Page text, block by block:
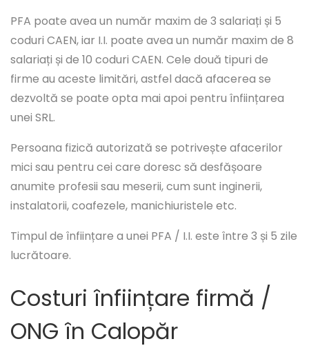
PFA poate avea un număr maxim de 3 salariați și 5
coduri CAEN, iar I.I. poate avea un număr maxim de 8
salariați și de 10 coduri CAEN. Cele două tipuri de
firme au aceste limitări, astfel dacă afacerea se
dezvoltă se poate opta mai apoi pentru înființarea
unei SRL.
Persoana fizică autorizată se potrivește afacerilor
mici sau pentru cei care doresc să desfășoare
anumite profesii sau meserii, cum sunt inginerii,
instalatorii, coafezele, manichiuristele etc.
Timpul de înființare a unei PFA / I.I. este între 3 și 5 zile
lucrătoare.
Costuri înființare firmă /
ONG în Calopăr